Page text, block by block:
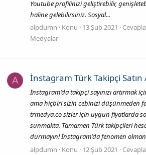
Youtube profilinizi geliştirebilir,
haline gelebilirsiniz. Sosyal...
alpdumn
Konu 13 Şub 2021
Medyalar
A İnstagram Türk Takipçi Satın
İnstagram'da takipçi sayınızı artırmak
ama hiçbiri sizin cebinizi düşünmeden
trmedya.co sizler için uygun fiyatlarda
sunmakta. Tamamen Türk takipçileri
durmayın! İnstagram'da fenomen
alpdumn
Konu 12 Şub 2021